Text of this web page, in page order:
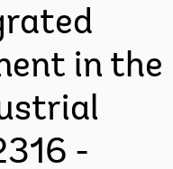
in the
-